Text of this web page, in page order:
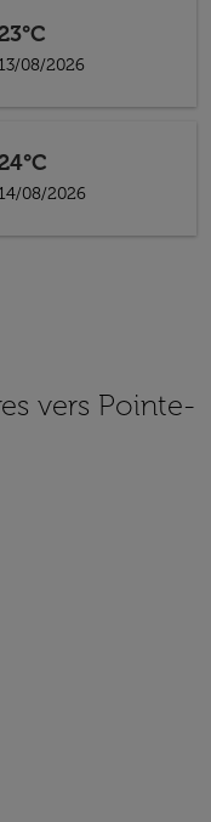
13/08/2026
14/08/2026
vers Pointe-